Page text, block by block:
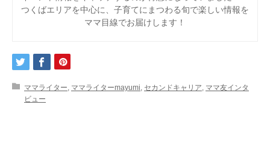
つくばエリアを中心に、子育てにまつわる旬で楽しい情報を
ママ目線でお届けします！
ママライター, ママライターmayumi, セカンドキャリア, ママ友インタ
ビュー